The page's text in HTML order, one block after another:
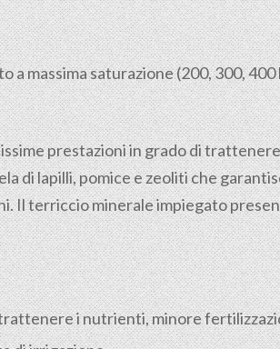
massima saturazione (200, 300,
prestazioni in grado di
di lapilli, pomice e zeoliti che
Il terriccio minerale impiegato
i nutrienti, minore